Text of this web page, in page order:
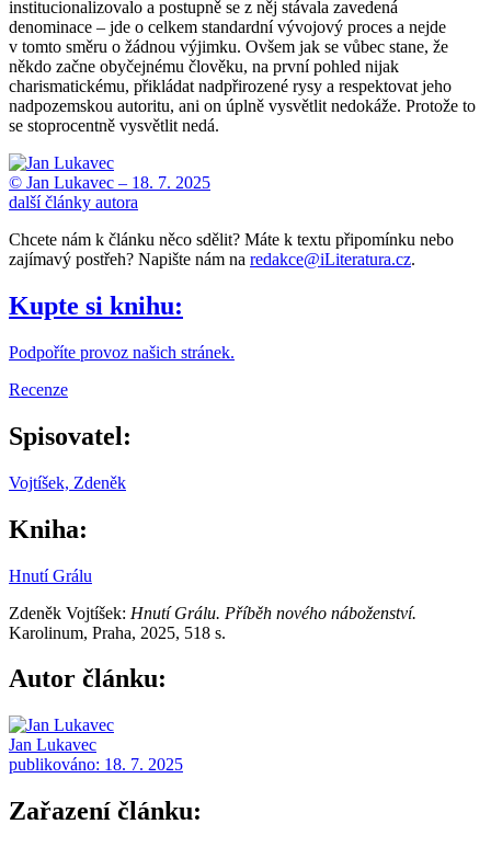
institucionalizovalo a postupně se z něj stávala zavedená
denominace – jde o celkem standardní vývojový proces a nejde
v tomto směru o žádnou výjimku. Ovšem jak se vůbec stane, že
někdo začne obyčejnému člověku, na první pohled nijak
charismatickému, přikládat nadpřirozené rysy a respektovat jeho
nadpozemskou autoritu, ani on úplně vysvětlit nedokáže. Protože to
se stoprocentně vysvětlit nedá.
© Jan Lukavec – 18. 7. 2025
další články autora
Chcete nám k článku něco sdělit? Máte k textu připomínku nebo
zajímavý postřeh? Napište nám na redakce@iLiteratura.cz.
Kupte si knihu:
Podpoříte provoz našich stránek.
Recenze
Spisovatel:
Vojtíšek, Zdeněk
Kniha:
Hnutí Grálu
Zdeněk Vojtíšek: Hnutí Grálu. Příběh nového náboženství.
Karolinum, Praha, 2025, 518 s.
Autor článku:
Jan Lukavec
publikováno: 18. 7. 2025
Zařazení článku: